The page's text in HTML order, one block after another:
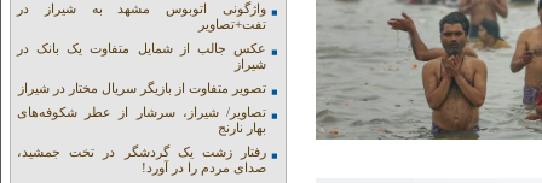
واژگونی اتوبوس مشهد به شیراز در
تفت+تصاویر
عکس جالب از شمایل متفاوت یک بانک در
شیراز
تصویر متفاوت از بازیگر سریال مختار در شیراز
تصاویر/ شیراز، سرشار از عطر شکوفه‌های
بهار نارنج
رفتار زشت یک گردشگر در تخت جمشید،
صدای مردم را در آورد!